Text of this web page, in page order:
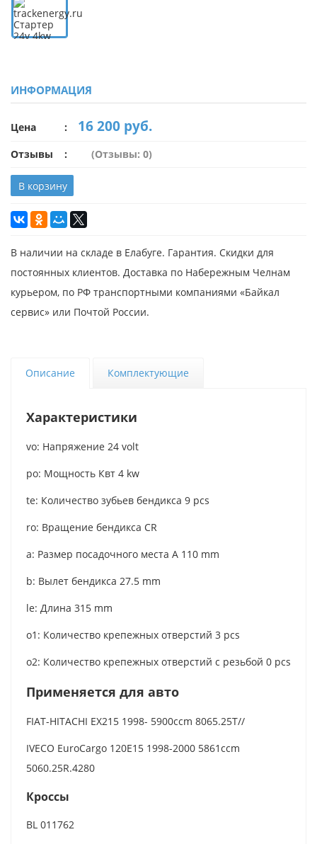
ИНФОРМАЦИЯ
Цена 16 200 руб.
Отзывы (Отзывы: 0)
В корзину
В наличии на складе в Елабуге. Гарантия. Скидки для
постоянных клиентов. Доставка по Набережным Челнам
курьером, по РФ транспортными компаниями «Байкал
сервис» или Почтой России.
Описание Комплектующие
Характеристики
vo: Напряжение 24 volt
po: Мощность Квт 4 kw
te: Количество зубьев бендикса 9 pcs
ro: Вращение бендикса CR
a: Размер посадочного места A 110 mm
b: Вылет бендикса 27.5 mm
le: Длина 315 mm
o1: Количество крепежных отверстий 3 pcs
o2: Количество крепежных отверстий с резьбой 0 pcs
Применяется для авто
FIAT-HITACHI EX215 1998- 5900ccm 8065.25T//
IVECO EuroCargo 120E15 1998-2000 5861ccm
5060.25R.4280
Кроссы
BL 011762